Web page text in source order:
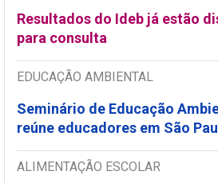
Resultados do Ideb já estão
para consulta
EDUCAÇÃO AMBIENTAL
Seminário de Educação
reúne educadores em São
ALIMENTAÇÃO ESCOLAR